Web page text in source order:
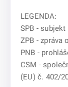
LEGENDA:
SPB -
ZPB - zpráva
PNB -
CSM -
(EU) č. 402/